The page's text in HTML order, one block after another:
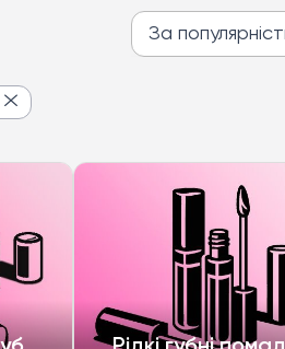
За
Від дорогих до